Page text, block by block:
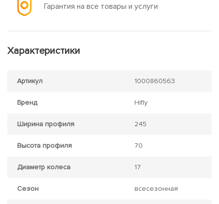
Гарантия на все товары и услуги
Характеристики
Артикул 1000860563
Бренд Hifly
Ширина профиля 245
Высота профиля 70
Диаметр колеса 17
Сезон всесезонная